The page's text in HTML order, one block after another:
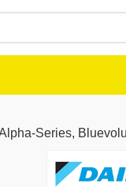
Series,